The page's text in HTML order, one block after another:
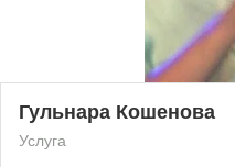
Гульнара Кошенова
Услуга